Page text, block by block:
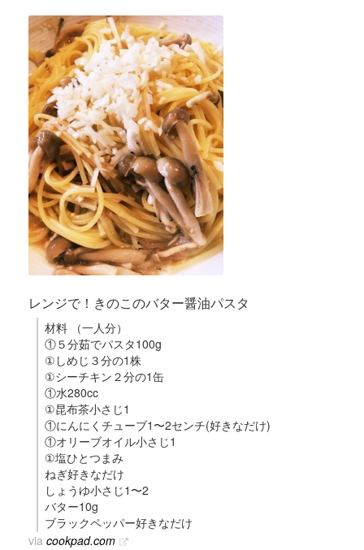
レンジで！きのこのバター醤油パスタ
材料 （一人分）
①５分茹でパスタ100g
①しめじ３分の1株
①シーチキン２分の1缶
①水280cc
①昆布茶小さじ1
①にんにくチューブ1〜2センチ(好きなだけ)
①オリーブオイル小さじ1
①塩ひとつまみ
ねぎ好きなだけ
しょうゆ小さじ1〜2
バター10g
ブラックペッパー好きなだけ
via cookpad.com